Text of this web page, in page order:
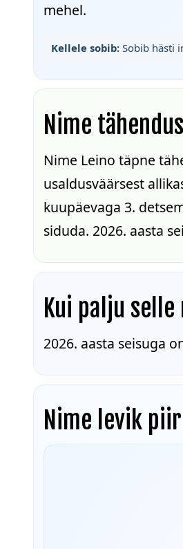
mehel.
Kellele sobib:Sobib hästi
Nime
Nime Leino täpne
usaldusväärsest
kuupäevaga 3.
siduda. 2026. aasta
Kui palju
2026. aasta seisuga
Nime levik